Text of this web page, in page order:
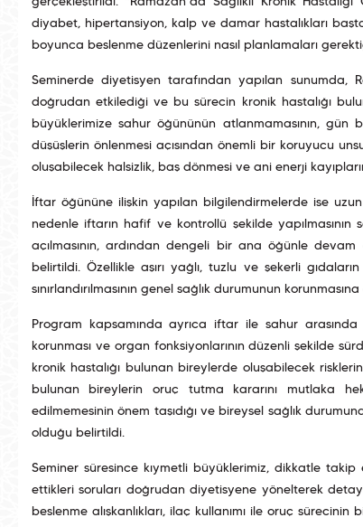
diyabet, hipertansiyon, kalp ve damar hastalıkları
boyunca beslenme düzenlerini nasıl planlamaları
Seminerde diyetisyen tarafından yapılan
doğrudan etkilediği ve bu sürecin kronik hastalığı
büyüklerimize sahur öğününün atlanmamasının,
düşüşlerin önlenmesi açısından önemli bir koruyucu
oluşabilecek halsizlik, baş dönmesi ve ani enerji
İftar öğününe ilişkin yapılan bilgilendirmelerde ise
nedenle iftarın hafif ve kontrollü şekilde yapılmasının
açılmasının, ardından dengeli bir ana öğünle devam
belirtildi. Özellikle aşırı yağlı, tuzlu ve şekerli
sınırlandırılmasının genel sağlık durumunun
Program kapsamında ayrıca iftar ile sahur
korunması ve organ fonksiyonlarının düzenli şekilde
kronik hastalığı bulunan bireylerde oluşabilecek
bulunan bireylerin oruç tutma kararını mutlaka
edilmemesinin önem taşıdığı ve bireysel sağlık
olduğu belirtildi.
Seminer süresince kıymetli büyüklerimiz, dikkatle
ettikleri soruları doğrudan diyetisyene yönelterek
beslenme alışkanlıkları, ilaç kullanımı ile oruç